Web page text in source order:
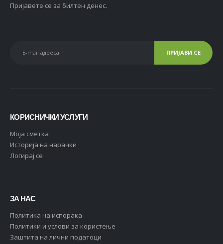
Пријавете се за билтен денес.
КОРИСНИЧКИ УСЛУГИ
Moja сметка
Историја на нарачки
Логирај се
ЗА НАС
Политика на испорака
Политики и услови за користење
Заштита на лични податоци